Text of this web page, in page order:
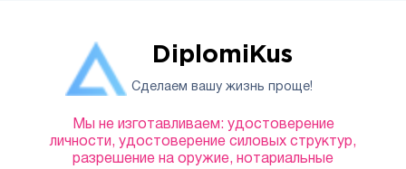
DiplomiKus
Сделаем вашу жизнь проще!
Мы не изготавливаем: удостоверение
личности, удостоверение силовых структур,
разрешение на оружие, нотариальные